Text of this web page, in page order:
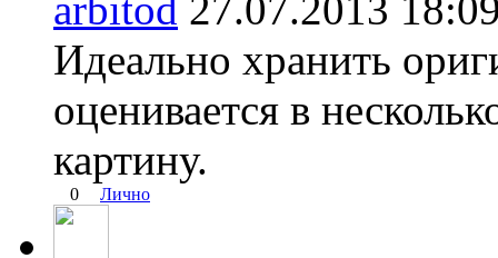
arbitod 27.07.2013
Идеально хранить
оценивается в
картину.
0 Лично